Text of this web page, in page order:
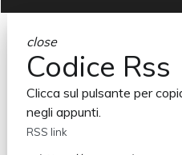
close
Codice Rss
Clicca sul pulsante per
negli appunti.
RSS link